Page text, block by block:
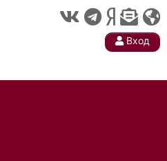
Вход